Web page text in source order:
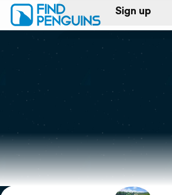
Sign up
Log in
Print a book
Flyover video
Explore